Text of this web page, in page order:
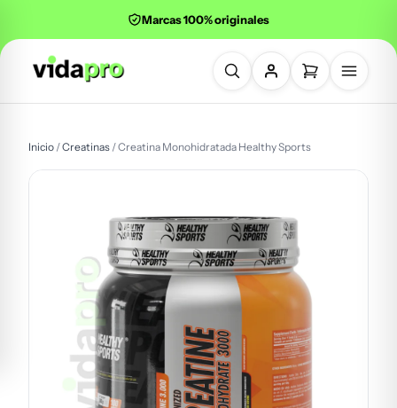
Marcas 100% originales
Inicio /Creatinas / Creatina Monohidratada Healthy Sports